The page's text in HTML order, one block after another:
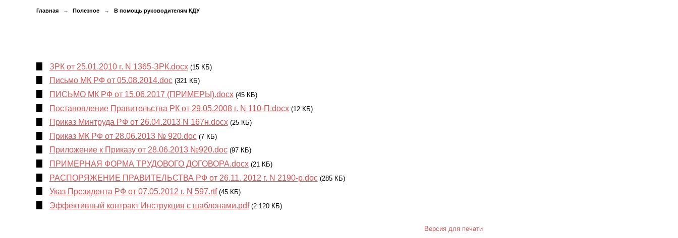
Главная → Полезное → В помощь руководителям КДУ
ЗРК от 25.01.2010 г. N 1365-ЗРК.docx (15 КБ)
Письмо МК РФ от 05.08.2014.doc (321 КБ)
ПИСЬМО МК РФ от 15.06.2017 (ПРИМЕРЫ).docx (45 КБ)
Постановление Правительства РК от 29.05.2008 г. N 110-П.docx (12 КБ)
Приказ Минтруда РФ от 26.04.2013 N 167н.docx (25 КБ)
Приказ МК РФ от 28.06.2013 № 920.doc (7 КБ)
Приложение к Приказу от 28.06.2013 №920.doc (97 КБ)
ПРИМЕРНАЯ ФОРМА ТРУДОВОГО ДОГОВОРА.docx (21 КБ)
РАСПОРЯЖЕНИЕ ПРАВИТЕЛЬСТВА РФ от 26.11. 2012 г. N 2190-р.doc (285 КБ)
Указ Президента РФ от 07.05.2012 г. N 597.rtf (45 КБ)
Эффективный контракт Инструкция с шаблонами.pdf (2 120 КБ)
Версия для печати